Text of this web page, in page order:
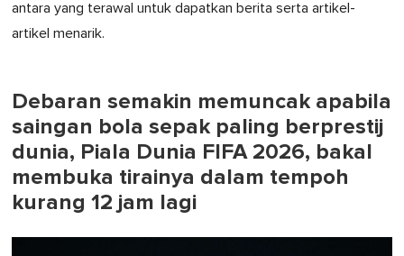
antara yang terawal untuk dapatkan berita serta artikel-
artikel menarik.
Debaran semakin memuncak apabila
saingan bola sepak paling berprestij
dunia, Piala Dunia FIFA 2026, bakal
membuka tirainya dalam tempoh
kurang 12 jam lagi